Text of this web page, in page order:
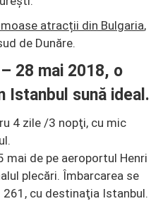
atracții din Bulgaria,
de Dunăre.
28 mai 2018, o
Istanbul sună ideal.
4 zile /3 nopţi, cu mic
mai de pe aeroportul Henri
plecări. Îmbarcarea se
261, cu destinaţia Istanbul.